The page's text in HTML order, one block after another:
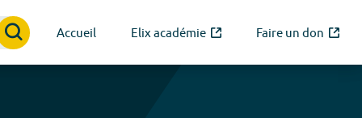
Accueil Elix académie Faire un don